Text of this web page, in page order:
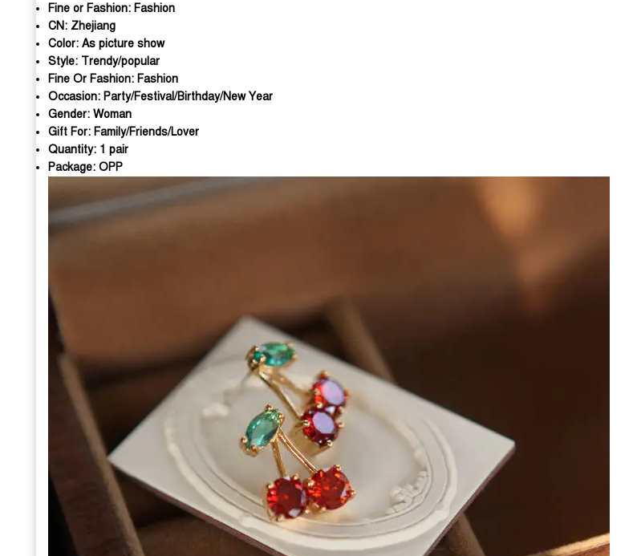
Fine or Fashion: Fashion
CN: Zhejiang
Color: As picture show
Style: Trendy/popular
Fine Or Fashion: Fashion
Occasion: Party/Festival/Birthday/New Year
Gender: Woman
Gift For: Family/Friends/Lover
Quantity: 1 pair
Package: OPP